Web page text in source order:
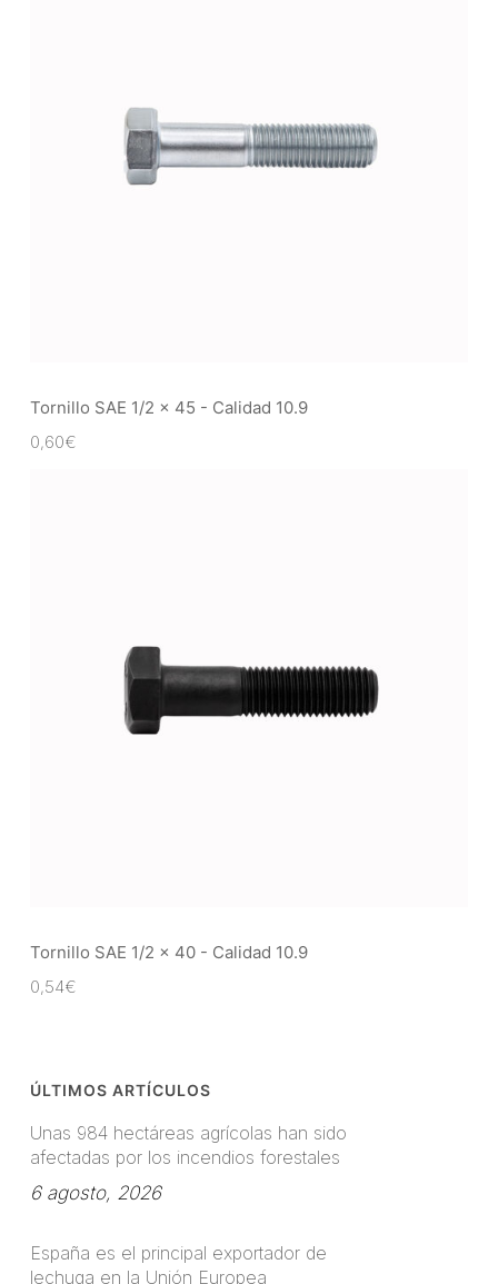
Tornillo SAE 1/2 x 45 - Calidad 10.9
0,60€
Tornillo SAE 1/2 x 40 - Calidad 10.9
0,54€
ÚLTIMOS ARTÍCULOS
Unas 984 hectáreas agrícolas han sido
afectadas por los incendios forestales
6 agosto, 2026
España es el principal exportador de
lechuga en la Unión Europea